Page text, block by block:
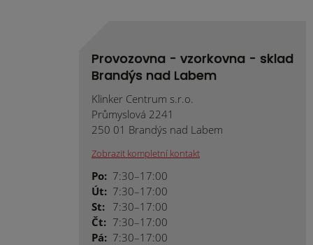
Provozovna - vzorkovna - sklad
Brandýs nad Labem
Klinker Centrum s.r.o.
Průmyslová 2241
250 01 Brandýs nad Labem
Zobrazit kompletní kontakt
Po: 7:30–17:00
Út: 7:30–17:00
St: 7:30–17:00
Čt: 7:30–17:00
Pá: 7:30–17:00